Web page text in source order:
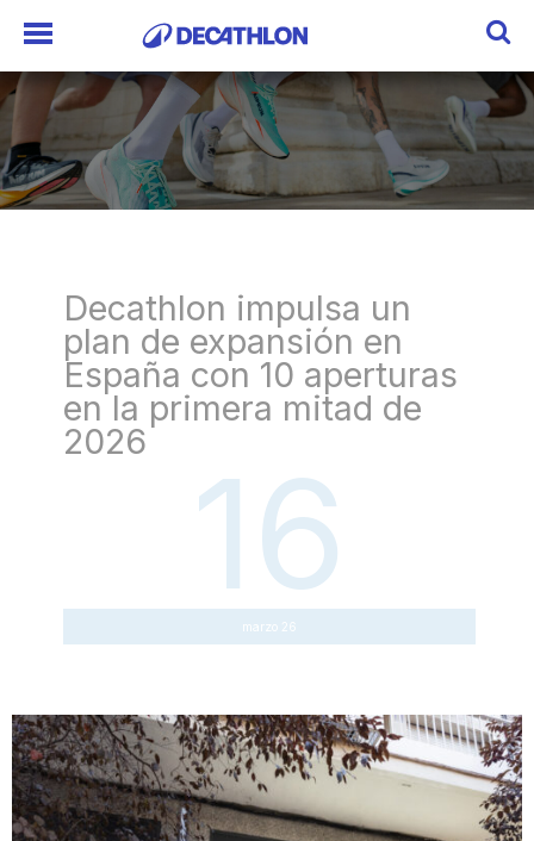
Decathlon impulsa un
plan de expansión en
España con 10 aperturas
en la primera mitad de
2026
16
marzo 26